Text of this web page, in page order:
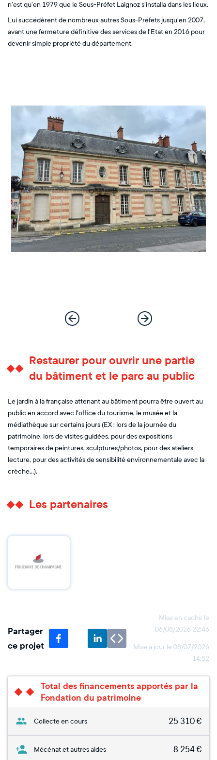
n'est qu'en 1979 que le Sous-Préfet Laignoz s'installa dans les lieux.
Lui succédèrent de nombreux autres Sous-Préfets jusqu'en 2007,
avant une fermeture définitive des services de l'Etat en 2016 pour
devenir simple propriété du département.
Restaurer pour ouvrir une partie
du bâtiment et le parc au public
Le jardin à la française attenant au bâtiment pourra être ouvert au
public en accord avec l'office du tourisme, le musée et la
médiathèque sur certains jours (EX : lors de la journée du
patrimoine, lors de visites guidées, pour des expositions
temporaires de peintures, sculptures/photos, pour des ateliers
lecture, pour des activités de sensibilité environnementale avec la
crèche...).
Les partenaires
Partager
ce projet
Mise en cache le
06/08/2026 22:46
Mise à jour le 08/07/2026
14:52
Total des financements apportés par la
Fondation du patrimoine
Collecte en cours 25 310€
Mécénat et autres aides 8 254€